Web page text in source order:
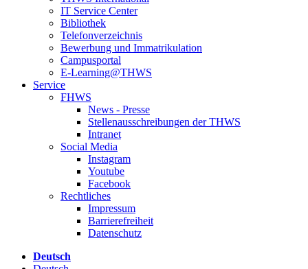
IT Service Center
Bibliothek
Telefonverzeichnis
Bewerbung und Immatrikulation
Campusportal
E-Learning@THWS
Service
FHWS
News - Presse
Stellenausschreibungen der THWS
Intranet
Social Media
Instagram
Youtube
Facebook
Rechtliches
Impressum
Barrierefreiheit
Datenschutz
Deutsch